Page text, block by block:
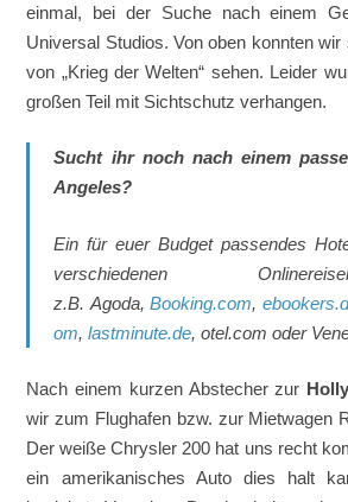
einmal, bei der Suche nach einem
Universal Studios. Von oben konnten
von „Krieg der Welten“ sehen. Leider
großen Teil mit Sichtschutz verhangen.
Sucht ihr noch nach einem
Angeles?
Ein für euer Budget passendes
verschiedenen
z.B. Agoda,Booking.com,
om,lastminute.de, otel.com oder
Nach einem kurzen Abstecher zur
wir zum Flughafen bzw. zur Mietwagen
Der weiße Chrysler 200 hat uns recht
ein amerikanisches Auto dies halt